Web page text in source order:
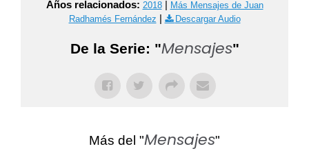
Años relacionados: 2018| Más Mensajes de Juan
Radhamés Fernández | Descargar Audio
De la Serie: "Mensajes"
Más del "Mensajes"